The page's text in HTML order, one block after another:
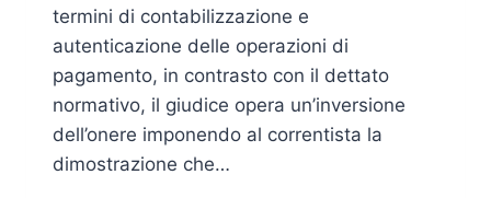
termini di contabilizzazione e
autenticazione delle operazioni di
pagamento, in contrasto con il dettato
normativo, il giudice opera un’inversione
dell’onere imponendo al correntista la
dimostrazione che…